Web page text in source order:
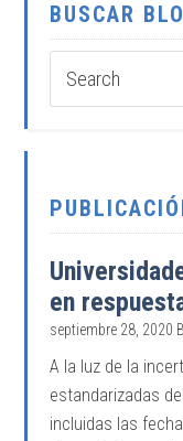
BUSCAR
en
septiembre 28, 2020
A la luz de la
estandarizadas
incluidas las